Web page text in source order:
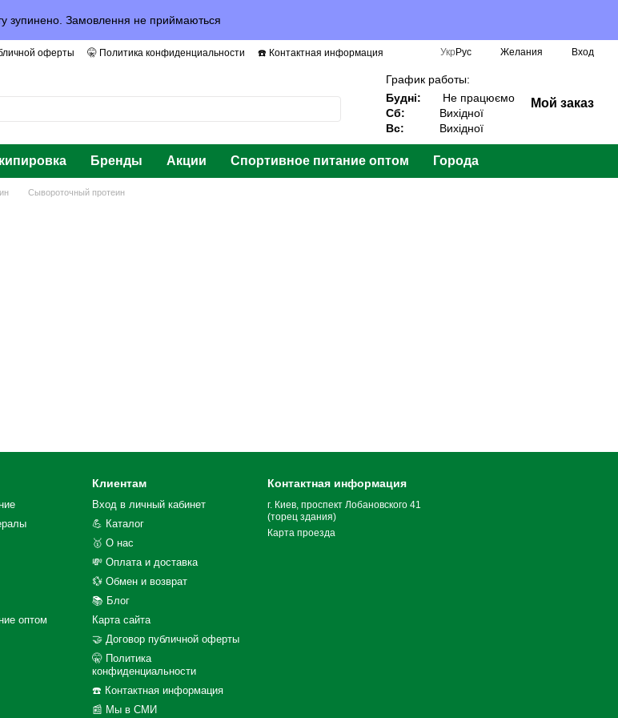
зупинено. Замовлення не приймаються
оферты 🤫 Политика конфиденциальности
☎️ Контактная информация
Укр Рус Желания Вход
График работы:
Будні:
Не працюємо
Сб:
Вихідної
Вс:
Вихідної
Мой заказ
Бренды Акции Спортивное питание оптом Города
Сывороточный протеин
оптом
Клиентам
Вход в личный кабинет
💪 Каталог
🥇 О нас
💸 Оплата и доставка
💱 Обмен и возврат
📚 Блог
Карта сайта
🤝 Договор публичной оферты
🤫 Политика
конфиденциальности
☎️ Контактная информация
📰 Мы в СМИ
Контактная информация
г. Киев, проспект Лобановского 41
(торец здания)
Карта проезда